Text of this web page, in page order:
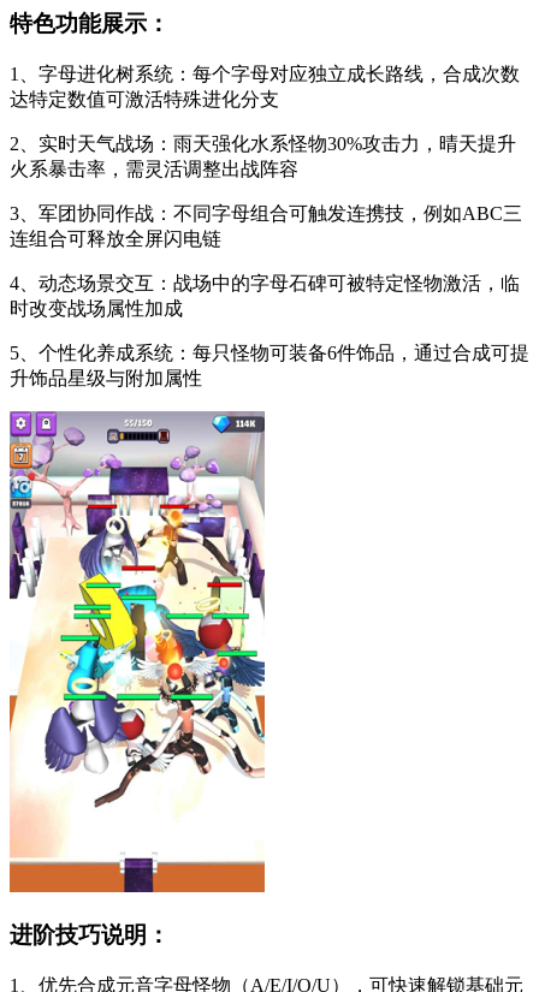
特色功能展示：
1、字母进化树系统：每个字母对应独立成长路线，合成次数
达特定数值可激活特殊进化分支
2、实时天气战场：雨天强化水系怪物30%攻击力，晴天提升
火系暴击率，需灵活调整出战阵容
3、军团协同作战：不同字母组合可触发连携技，例如ABC三
连组合可释放全屏闪电链
4、动态场景交互：战场中的字母石碑可被特定怪物激活，临
时改变战场属性加成
5、个性化养成系统：每只怪物可装备6件饰品，通过合成可提
升饰品星级与附加属性
进阶技巧说明：
1、优先合成元音字母怪物（A/E/I/O/U），可快速解锁基础元